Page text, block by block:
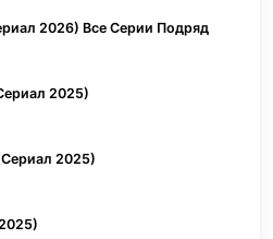
2026) Все Серии Подряд
2025)
2025)